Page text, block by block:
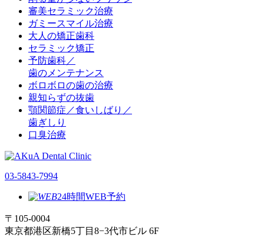
審美セラミック治療
ガミースマイル治療
大人の矯正歯科
セラミック矯正
予防歯科／
歯のメンテナンス
ボロボロの歯の治療
親知らずの抜歯
顎関節症／食いしばり／
歯ぎしり
口臭治療
03-5843-7994
24時間WEB予約
〒105-0004
東京都港区新橋5丁目8−3代市ビル 6F